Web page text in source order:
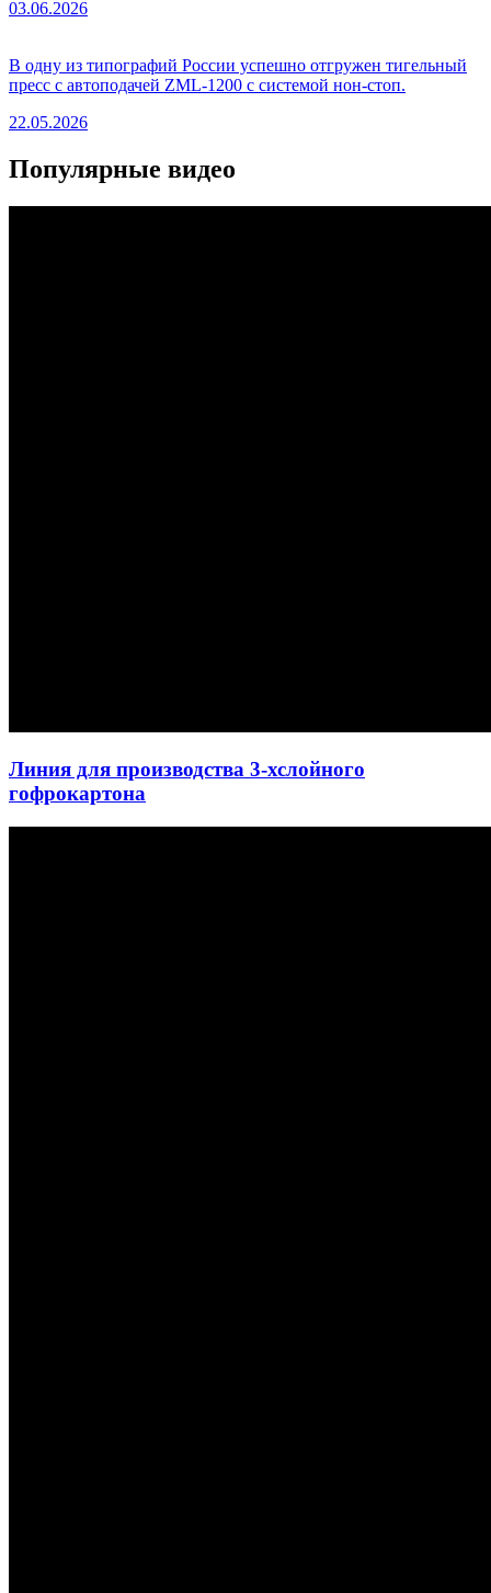
03.06.2026
В одну из типографий России успешно отгружен тигельный
пресс с автоподачей ZML-1200 с системой нон-стоп.
22.05.2026
Популярные видео
Линия для производства 3-хслойного
гофрокартона